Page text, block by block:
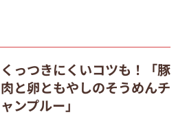
くっつきにくいコツも！「豚
肉と卵ともやしのそうめんチ
ャンプルー」